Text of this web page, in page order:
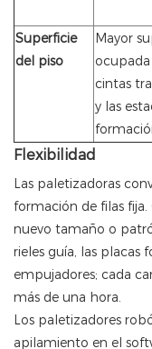
Superficie
del piso
Mayor
cintas
y las
Flexibilidad
Las paletizadoras
formación de filas
nuevo tamaño o
rieles guía, las placas
empujadores; cada
más de una hora.
Los paletizadores
apilamiento en el